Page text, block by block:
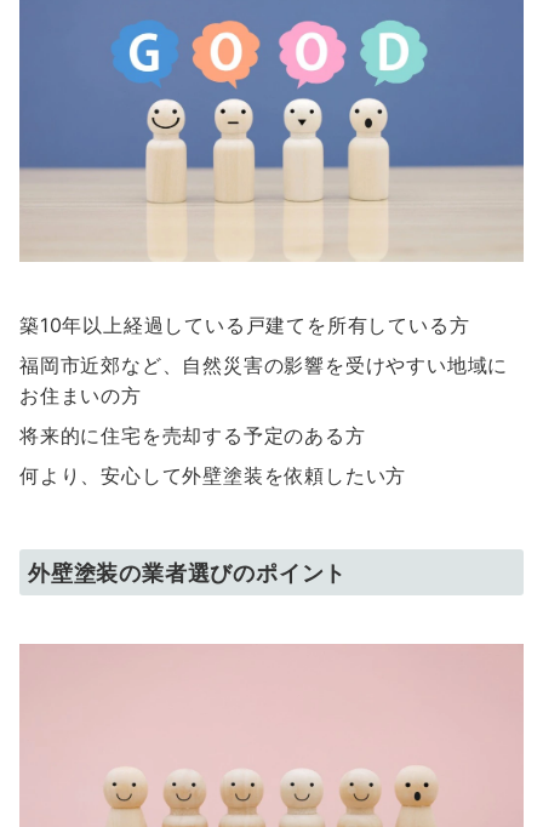
築10年以上経過している戸建てを所有している方
福岡市近郊など、自然災害の影響を受けやすい地域に
お住まいの方
将来的に住宅を売却する予定のある方
何より、安心して外壁塗装を依頼したい方
外壁塗装の業者選びのポイント